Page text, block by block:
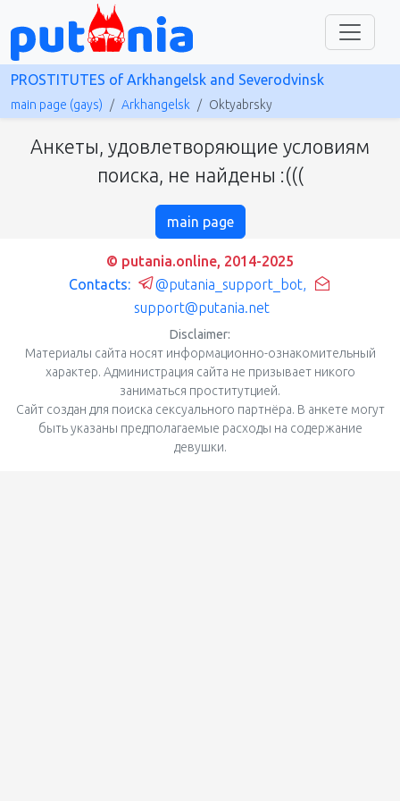
PROSTITUTES of Arkhangelsk and Severodvinsk
main page (gays) Arkhangelsk Oktyabrsky
Анкеты, удовлетворяющие условиям
поиска, не найдены :(((
main page
© putania.online, 2014-2025
Contacts:
@putania_support_bot,
support@putania.net
Disclaimer:
Материалы сайта носят информационно-ознакомительный
характер. Администрация сайта не призывает никого
заниматься проститутцией.
Сайт создан для поиска сексуального партнёра. В анкете могут
быть указаны предполагаемые расходы на содержание
девушки.